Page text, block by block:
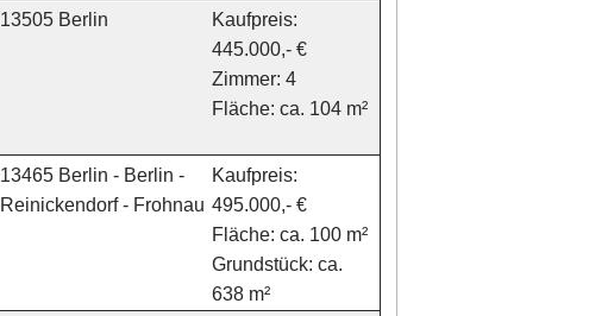
13505 Berlin
Kaufpreis:
445.000,- €
Zimmer: 4
Fläche: ca. 104 m²
13465 Berlin - Berlin -
Reinickendorf - Frohnau
Kaufpreis:
495.000,- €
Fläche: ca. 100 m²
Grundstück: ca.
638 m²